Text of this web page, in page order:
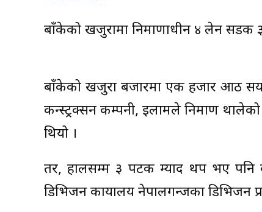
बाँकेको खजुरामा निर्माणाधीन ४ लेन सडक
बाँकेको खजुरा बजारमा एक हजार आठ
कन्स्ट्रक्सन कम्पनी, इलामले निर्माण
थियो ।
तर, हालसम्म ३ पटक म्याद थप भए
डिभिजन कार्यालय नेपालगन्जका डिभिजन